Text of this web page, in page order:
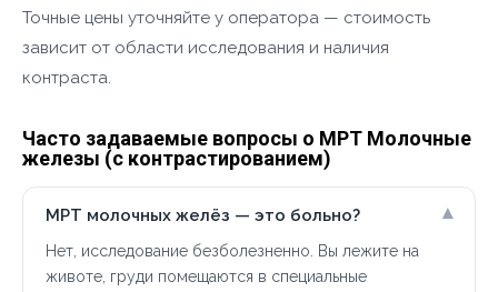
Точные цены уточняйте у оператора — стоимость
зависит от области исследования и наличия
контраста.
Часто задаваемые вопросы о МРТ Молочные
железы (с контрастированием)
МРТ молочных желёз — это больно? ▾
Нет, исследование безболезненно. Вы лежите на
животе, груди помещаются в специальные